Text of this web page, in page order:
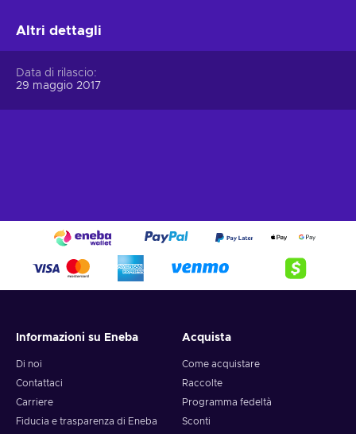
Altri dettagli
Data di rilascio
29 maggio 2017
Informazioni su Eneba
Di noi
Contattaci
Carriere
Fiducia e trasparenza di Eneba
Acquista
Come acquistare
Raccolte
Programma fedeltà
Sconti